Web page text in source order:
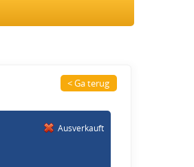
< Ga terug
Ausverkauft